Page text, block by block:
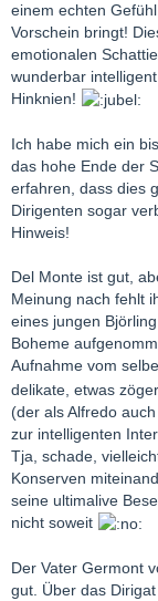
einem echten
Vorschein bringt!
emotionalen
wunderbar
Hinknien!
Ich habe mich ein
das hohe Ende der
erfahren, dass dies
Dirigenten sogar
Hinweis!
Del Monte ist gut,
Meinung nach fehlt
eines jungen
Boheme
Aufnahme vom
delikate, etwas
(der als Alfredo
zur intelligenten
Tja, schade,
Konserven
seine ultimalive
nicht soweit
Der Vater Germont
gut. Über das